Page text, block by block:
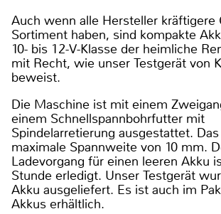
Auch wenn alle Hersteller kräftigere
Sortiment haben, sind kompakte
10- bis 12-V-Klasse der heimliche
mit Recht, wie unser Testgerät von
beweist.
Die Maschine ist mit einem
einem Schnellspannbohrfutter mit
Spindelarretierung ausgestattet.
maximale Spannweite von 10 mm.
Ladevorgang für einen leeren Akku
Stunde erledigt. Unser Testgerät
Akku ausgeliefert. Es ist auch im
Akkus erhältlich.